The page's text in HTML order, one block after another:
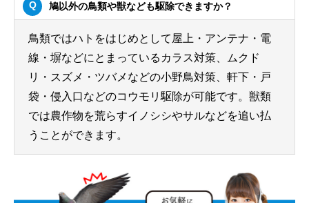
鳩以外の鳥類や獣なども駆除できますか？
鳥類ではハトをはじめとして屋上・アンテナ・電
線・塀などにとまっているカラス対策、ムクド
リ・スズメ・ツバメなどの小野鳥対策、軒下・戸
袋・侵入口などのコウモリ駆除が可能です。獣類
では農作物を荒らすイノシシやサルなどを追い払
うことができます。